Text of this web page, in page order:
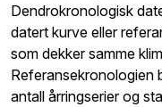
Dendrokronologisk
datert kurve eller
som dekker samme
Referansekronologien
antall årringserier og